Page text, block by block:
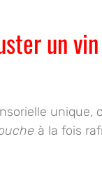
un
unique,
à la fois